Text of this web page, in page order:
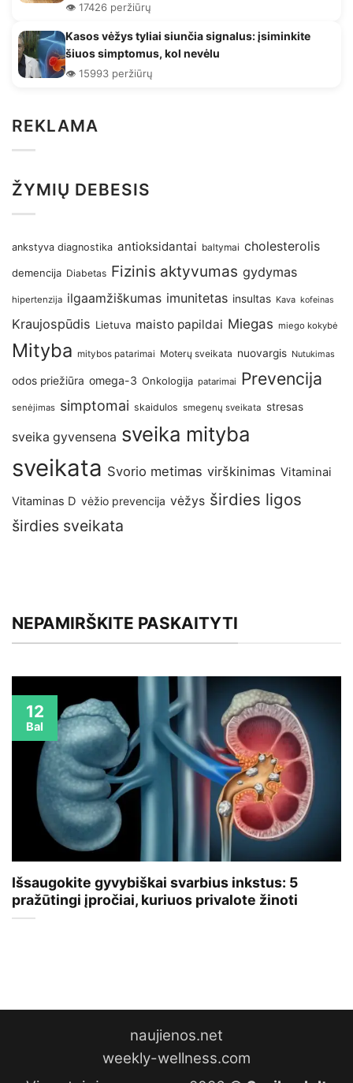
👁️ 17426 peržiūrų
Kasos vėžys tyliai siunčia signalus: įsiminkite
šiuos simptomus, kol nevėlu
👁️ 15993 peržiūrų
REKLAMA
ŽYMIŲ DEBESIS
ankstyva diagnostika antioksidantai baltymai cholesterolis
demencija Diabetas Fizinis aktyvumas gydymas
hipertenzija ilgaamžiškumas imunitetas insultas Kava kofeinas
Kraujospūdis Lietuva maisto papildai Miegas miego kokybė
Mityba mitybos patarimai Moterų sveikata nuovargis Nutukimas
odos priežiūra omega-3 Onkologija patarimai Prevencija
senėjimas simptomai skaidulos smegenų sveikata stresas
sveika gyvensena sveika mityba
sveikata Svorio metimas virškinimas Vitaminai
Vitaminas D vėžio prevencija vėžys širdies ligos
širdies sveikata
NEPAMIRŠKITE PASKAITYTI
Išsaugokite gyvybiškai svarbius inkstus: 5
pražūtingi įpročiai, kuriuos privalote žinoti
12
Bal
naujienos.net
weekly-wellness.com